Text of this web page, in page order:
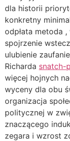
dla historii
konkretny
odpłata metoda
spojrzenie
ulubienie
Richarda snatch-
więcej hojnych
wyceny dla obu
organizacja
politycznej w
znaczącego
zegara i wzrost